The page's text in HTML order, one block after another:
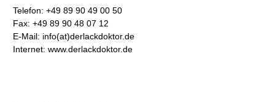
Telefon: +49 89 90 49 00 50
Fax: +49 89 90 48 07 12
E-Mail: info(at)derlackdoktor.de
Internet: www.derlackdoktor.de